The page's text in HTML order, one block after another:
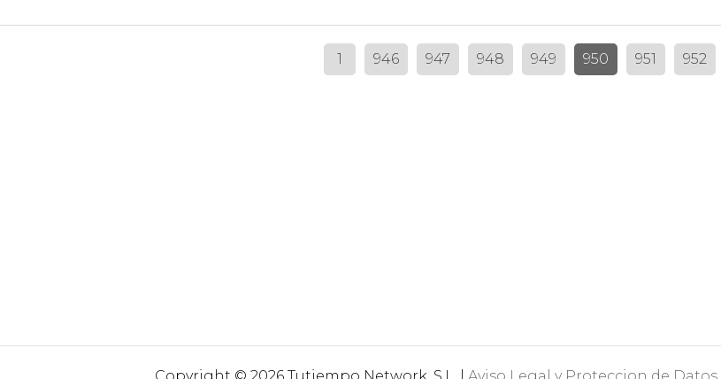
1 946 947 948 949 950 951 952